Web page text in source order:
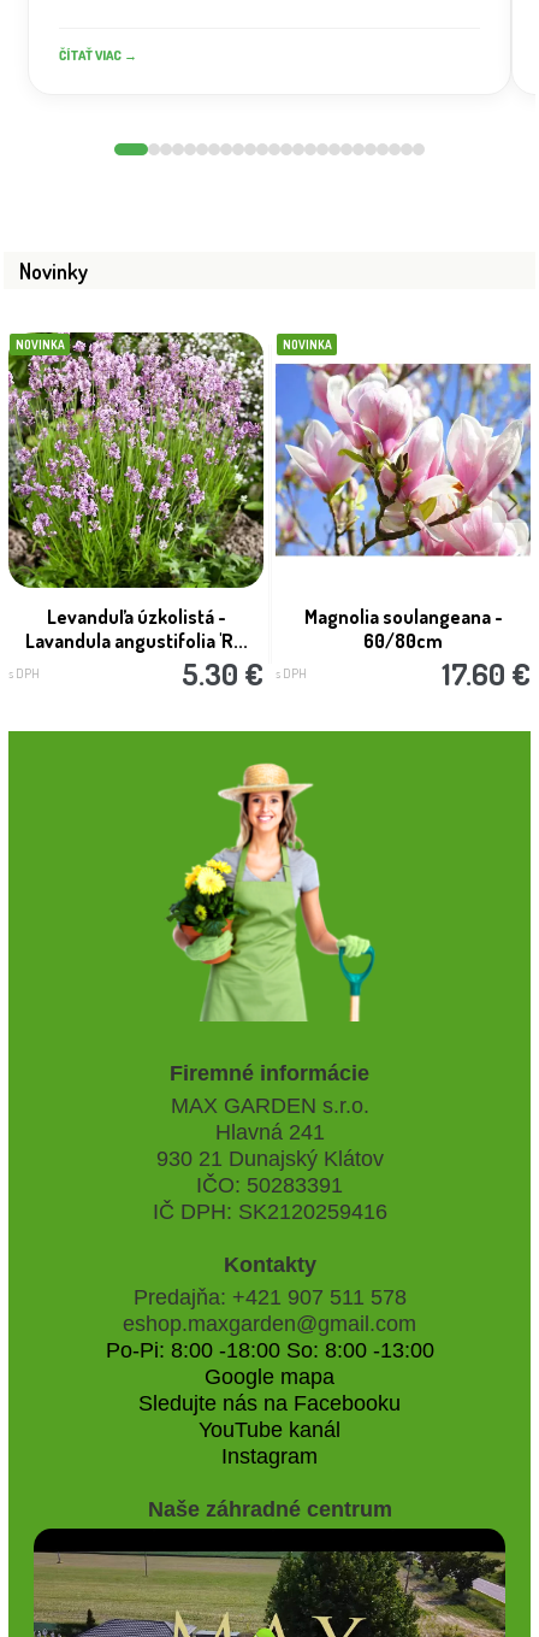
ČÍTAŤ VIAC →
Novinky
NOVINKA
Levanduľa úzkolistá -
Lavandula angustifolia 'R...
s DPH 5.30 €
NOVINKA
Magnolia soulangeana -
60/80cm
s DPH 17.60 €
Firemné informácie
MAX GARDEN s.r.o.
Hlavná 241
930 21 Dunajský Klátov
IČO: 50283391
IČ DPH: SK2120259416
Kontakty
Predajňa: +421 907 511 578
eshop.maxgarden@gmail.com
Po-Pi: 8:00 -18:00 So: 8:00 -13:00
Google mapa
Sledujte nás na Facebooku
YouTube kanál
Instagram
Naše záhradné centrum